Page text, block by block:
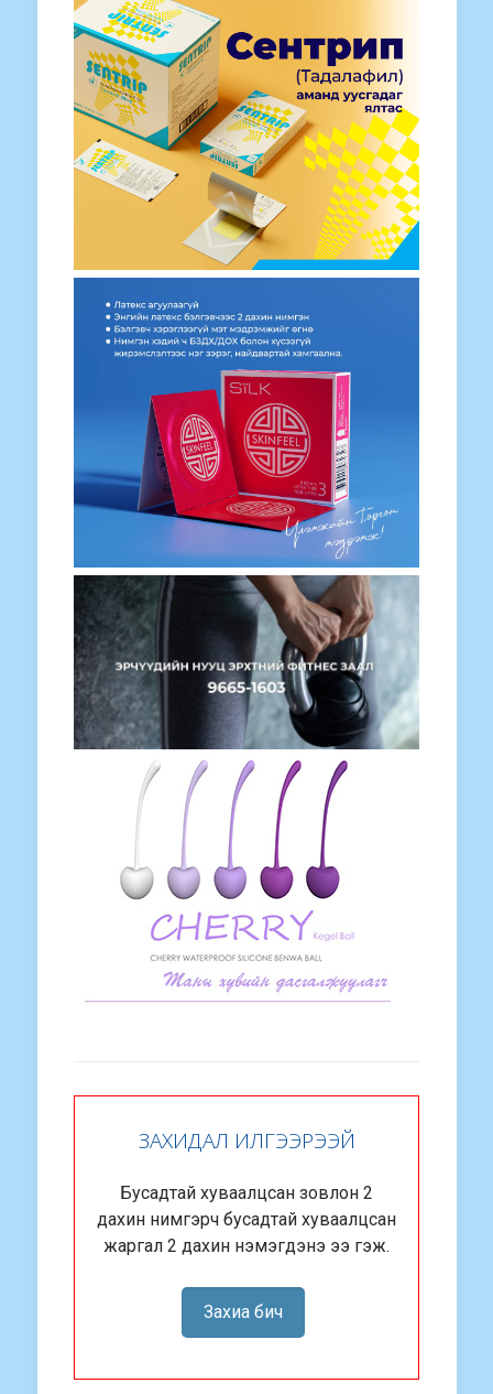
ЗАХИДАЛ ИЛГЭЭРЭЭЙ
Бусадтай хуваалцсан зовлон 2
дахин нимгэрч бусадтай хуваалцсан
жаргал 2 дахин нэмэгдэнэ ээ гэж.
Захиа бич